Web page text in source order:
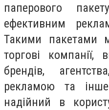
паперового
ефективним
Такими пакетами
торгові компанії,
брендів,
рекламою та
надійний в